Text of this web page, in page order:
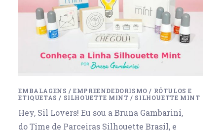
EMBALAGENS /EMPREENDEDORISMO / RÓTULOS E
ETIQUETAS / SILHOUETTE MINT / SILHOUETTE MINT
Hey, Sil Lovers! Eu sou a Bruna Gambarini,
do Time de Parceiras Silhouette Brasil, e